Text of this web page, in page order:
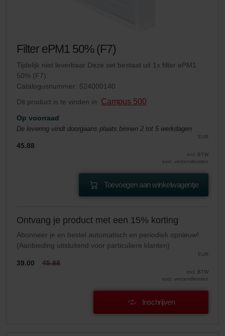
Filter ePM1 50% (F7)
Tijdelijk niet leverbaar Deze set bestaat uit 1x filter ePM1
50% (F7).
Catalogusnummer: 524000140
Dit product is te vinden in: Campus 500
Op voorraad
De levering vindt doorgaans plaats binnen 2 tot 5 werkdagen
EUR
45.88
incl. BTW
excl. verzendkosten
Toevoegen aan winkelwagentje
Ontvang je product met een 15% korting
Abonneer je en bestel automatisch en periodiek opnieuw!
(Aanbieding uitsluitend voor particuliere klanten)
EUR
39.00 45.88
incl. BTW
excl. verzendkosten
Inschrijven